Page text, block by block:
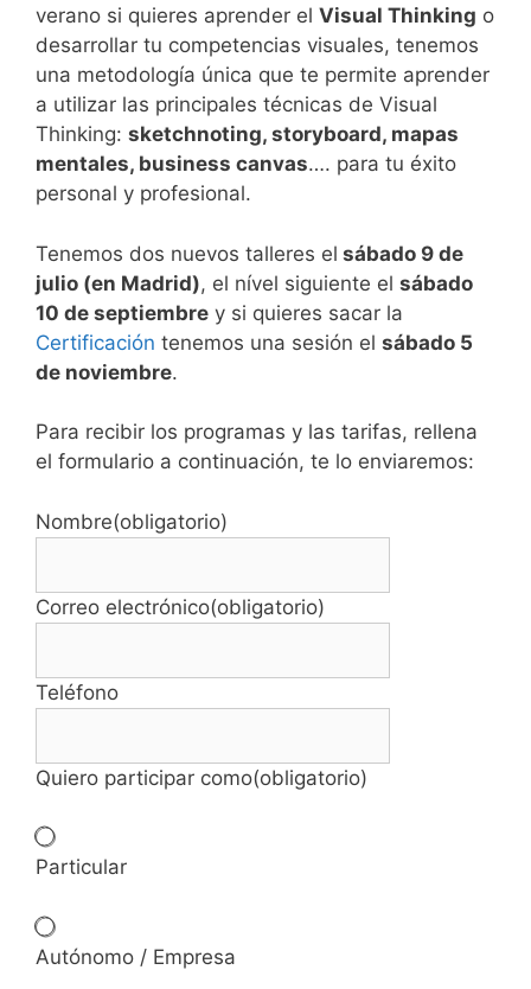
verano si quieres aprender el Visual Thinking o
desarrollar tu competencias visuales, tenemos
una metodología única que te permite aprender
a utilizar las principales técnicas de Visual
Thinking: sketchnoting, storyboard, mapas
mentales, business canvas…. para tu éxito
personal y profesional.
Tenemos dos nuevos talleres el sábado 9 de
julio (en Madrid), el nível siguiente el sábado
10 de septiembre y si quieres sacar la
Certificación tenemos una sesión el sábado 5
de noviembre.
Para recibir los programas y las tarifas, rellena
el formulario a continuación, te lo enviaremos:
Nombre(obligatorio)
Correo electrónico(obligatorio)
Teléfono
Quiero participar como(obligatorio)
Particular
Autónomo / Empresa